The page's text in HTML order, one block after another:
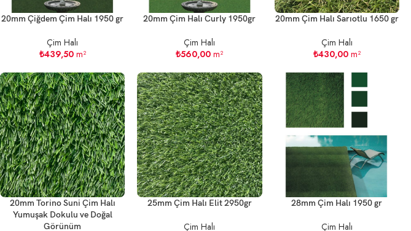
20mm Çiğdem Çim Halı 1950 gr
Çim Halı
₺439,50m²
20mm Çim Halı Curly 1950gr
Çim Halı
₺560,00 m²
20mm Çim Halı Sarıotlu 1650 gr
Çim Halı
₺430,00m²
20mm Torino Suni Çim Halı
Yumuşak Dokulu ve Doğal
Görünüm
25mm Çim Halı Elit 2950gr
Çim Halı
28mm Çim Halı 1950 gr
Çim Halı